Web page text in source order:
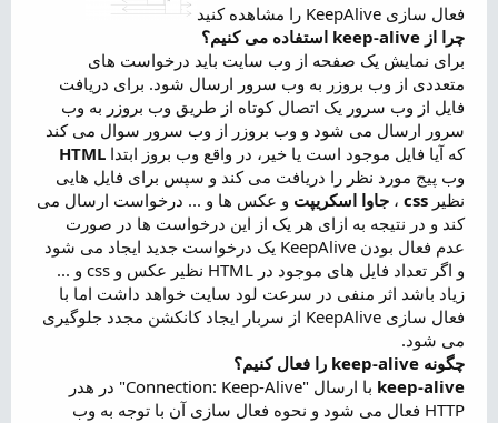
فعال سازی KeepAlive را مشاهده کنید
چرا از keep-alive استفاده می کنیم؟
برای نمایش یک صفحه از وب سایت باید درخواست های
متعددی از وب بروزر به وب سرور ارسال شود. برای دریافت
فایل از وب سرور یک اتصال کوتاه از طریق وب بروزر به وب
سرور ارسال می شود و وب بروزر از وب سرور سوال می کند
که آیا فایل موجود است یا خیر، در واقع وب بروز ابتدا HTML
وب پیج مورد نظر را دریافت می کند و سپس برای فایل هایی
نظیر css ، جاوا اسکریپت و عکس ها و ... درخواست ارسال می
کند و در نتیجه به ازای هر یک از این درخواست ها در صورت
عدم فعال بودن KeepAlive یک درخواست جدید ایجاد می شود
و اگر تعداد فایل های موجود در HTML نظیر عکس و css و ...
زیاد باشد اثر منفی در سرعت لود سایت خواهد داشت اما با
فعال سازی KeepAlive از سربار ایجاد کانکشن مجدد جلوگیری
می شود.
چگونه keep-alive را فعال کنیم؟
keep-alive
با ارسال "Connection: Keep-Alive" در هدر
HTTP فعال می شود و نحوه فعال سازی آن با توجه به وب